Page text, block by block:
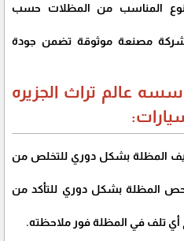
المناسب من المظلات حسب
شركة مصنعة موثوقة تضمن جودة
عالم تراث الجزيره
المظلة بشكل دوري للتخلص من
المظلة بشكل دوري للتأكد من
أي تلف في المظلة فور ملاحظته.